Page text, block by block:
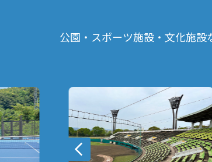
公園・スポーツ施設・文化施設